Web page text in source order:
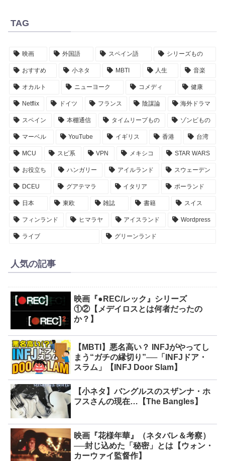
TAG
映画 外国語 スペイン語 シリーズもの
おすすめ 小ネタ MBTI 人生 音楽
オカルト ニューヨーク コメディ 健康
Netflix ドイツ フランス 陰謀論 海外ドラマ
スペイン 本棚通信 タイムリープもの ゾンビもの
マーベル YouTube イギリス 香港 台湾
MCU スピ系 VPN メキシコ STAR WARS
お役立ち ハンガリー アイルランド スウェーデン
DCEU グアテマラ イタリア ポーランド
日本 東欧 雑誌 書籍 スイス
フィンランド ヒマラヤ アイスランド Wordpress
ライブ グリーンランド
人気の記事
映画『●REC/レック』シリーズ
①②【メデイロスとは何者だったの
か？】
【MBTI】悪名高い？ INFJがやってし
まう“ガチの縁切り”──「INFJドア・
スラム」【INFJ Door Slam】
【小ネタ】バングルスのスザンナ・ホ
フスさんの現在…【The Bangles】
映画『花様年華』（ネタバレ＆考察）
──封じ込めた「秘密」とは【ウォン・
カーウァイ監督作】